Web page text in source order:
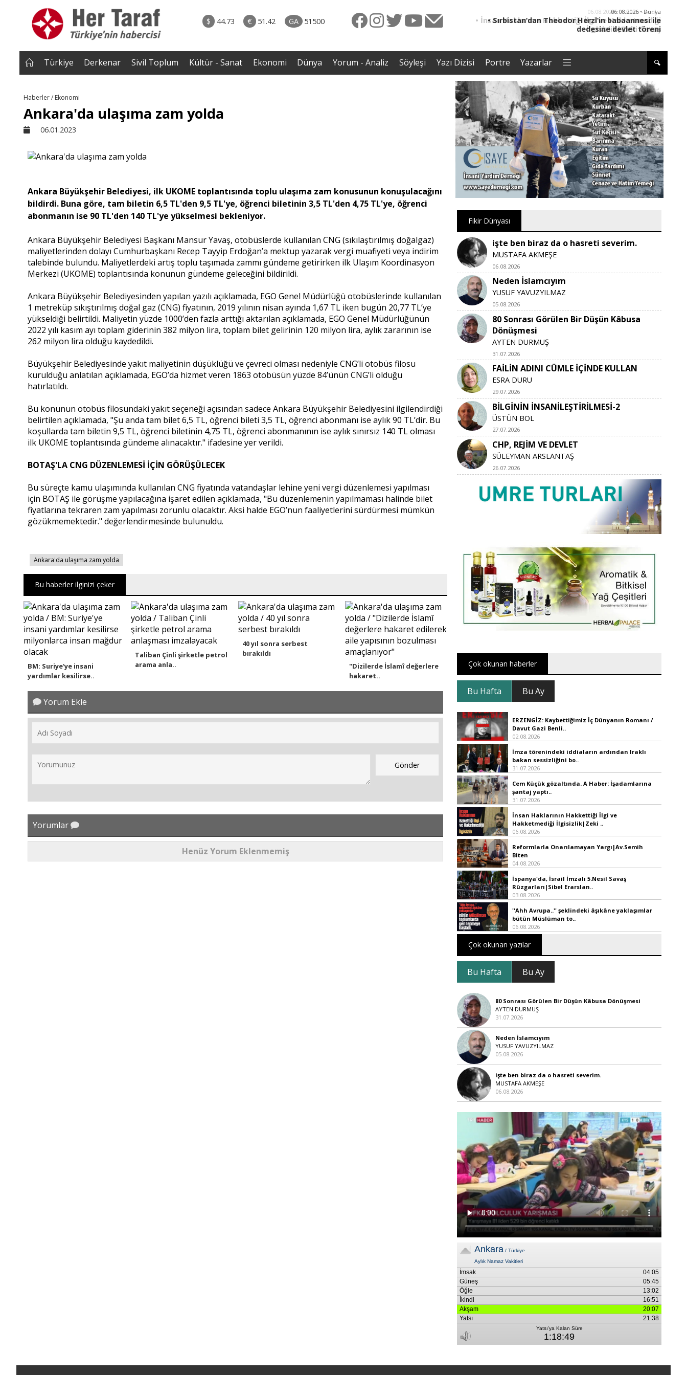
$ 44.73 € 51.42 GA 51500
• ''Ahh Avrupa..'' şeklindeki âşıkâne yaklaşımlar bütün
Müslüman toplumlarda geri tepmeye
başladı..|Selahaddin Eş Çakırgil
06.08.2026 • Yorum - Analiz
• İnsan Haklarının Hakkettiği İlgi ve Hakketmediği
İlgisizlik|Zeki Savaş
06.08.2026 • Dünya
• Sırbistan’dan Theodor Herzl’in babaannesi ile
dedesine devlet töreni
Türkiye Derkenar Sivil Toplum Kültür - Sanat Ekonomi Dünya Yorum - Analiz Söyleşi Yazı Dizisi Portre Yazarlar
Haberler / Ekonomi
Ankara'da ulaşıma zam yolda
06.01.2023
Ankara Büyükşehir Belediyesi, ilk UKOME toplantısında toplu ulaşıma zam konusunun konuşulacağını
bildirdi. Buna göre, tam biletin 6,5 TL'den 9,5 TL'ye, öğrenci biletinin 3,5 TL'den 4,75 TL'ye, öğrenci
abonmanın ise 90 TL'den 140 TL'ye yükselmesi bekleniyor.
Ankara Büyükşehir Belediyesi Başkanı Mansur Yavaş, otobüslerde kullanılan CNG (sıkılaştırılmış doğalgaz)
maliyetlerinden dolayı Cumhurbaşkanı Recep Tayyip Erdoğan’a mektup yazarak vergi muafiyeti veya indirim
talebinde bulundu. Maliyetlerdeki artış toplu taşımada zammı gündeme getirirken ilk Ulaşım Koordinasyon
Merkezi (UKOME) toplantısında konunun gündeme geleceğini bildirildi.
Ankara Büyükşehir Belediyesinden yapılan yazılı açıklamada, EGO Genel Müdürlüğü otobüslerinde kullanılan
1 metreküp sıkıştırılmış doğal gaz (CNG) fiyatının, 2019 yılının nisan ayında 1,67 TL iken bugün 20,77 TL’ye
yükseldiği belirtildi. Maliyetin yüzde 1000’den fazla arttığı aktarılan açıklamada, EGO Genel Müdürlüğünün
2022 yılı kasım ayı toplam giderinin 382 milyon lira, toplam bilet gelirinin 120 milyon lira, aylık zararının ise
262 milyon lira olduğu kaydedildi.
Büyükşehir Belediyesinde yakıt maliyetinin düşüklüğü ve çevreci olması nedeniyle CNG’li otobüs filosu
kurulduğu anlatılan açıklamada, EGO’da hizmet veren 1863 otobüsün yüzde 84’ünün CNG’li olduğu
hatırlatıldı.
Bu konunun otobüs filosundaki yakıt seçeneği açısından sadece Ankara Büyükşehir Belediyesini ilgilendirdiği
belirtilen açıklamada, "Şu anda tam bilet 6,5 TL, öğrenci bileti 3,5 TL, öğrenci abonmanı ise aylık 90 TL’dir. Bu
koşullarda tam biletin 9,5 TL, öğrenci biletinin 4,75 TL, öğrenci abonmanının ise aylık sınırsız 140 TL olması
ilk UKOME toplantısında gündeme alınacaktır." ifadesine yer verildi.
BOTAŞ'LA CNG DÜZENLEMESİ İÇİN GÖRÜŞÜLECEK
Bu süreçte kamu ulaşımında kullanılan CNG fiyatında vatandaşlar lehine yeni vergi düzenlemesi yapılması
için BOTAŞ ile görüşme yapılacağına işaret edilen açıklamada, "Bu düzenlemenin yapılmaması halinde bilet
fiyatlarına tekraren zam yapılması zorunlu olacaktır. Aksi halde EGO’nun faaliyetlerini sürdürmesi mümkün
gözükmemektedir." değerlendirmesinde bulunuldu.
Ankara'da ulaşıma zam yolda
Bu haberler ilginizi çeker
BM: Suriye'ye insani
yardımlar kesilirse..
Taliban Çinli şirketle petrol
arama anla..
40 yıl sonra serbest
bırakıldı
"Dizilerde İslamî değerlere
hakaret..
Yorum Ekle
Yorumlar
Henüz Yorum Eklenmemiş
Fikir Dünyası
işte ben biraz da o hasreti severim.
MUSTAFA AKMEŞE
06.08.2026
Neden İslamcıyım
YUSUF YAVUZYILMAZ
05.08.2026
80 Sonrası Görülen Bir Düşün Kâbusa
Dönüşmesi
AYTEN DURMUŞ
31.07.2026
FAİLİN ADINI CÜMLE İÇİNDE KULLAN
ESRA DURU
29.07.2026
BİLGİNİN İNSANİLEŞTİRİLMESİ-2
ÜSTÜN BOL
27.07.2026
CHP, REJİM VE DEVLET
SÜLEYMAN ARSLANTAŞ
26.07.2026
Çok okunan haberler
Bu Hafta Bu Ay
ERZENGİZ: Kaybettiğimiz İç Dünyanın Romanı /
Davut Gazi Benli..
02.08.2026
İmza törenindeki iddiaların ardından Iraklı
bakan sessizliğini bo..
31.07.2026
Cem Küçük gözaltında. A Haber: İşadamlarına
şantaj yaptı..
31.07.2026
İnsan Haklarının Hakkettiği İlgi ve
Hakketmediği İlgisizlik|Zeki ..
06.08.2026
Reformlarla Onarılamayan Yargı|Av.Semih
Biten
04.08.2026
İspanya'da, İsrail İmzalı 5.Nesil Savaş
Rüzgarları|Sibel Erarslan..
03.08.2026
''Ahh Avrupa..'' şeklindeki âşıkâne yaklaşımlar
bütün Müslüman to..
06.08.2026
Çok okunan yazılar
Bu Hafta Bu Ay
80 Sonrası Görülen Bir Düşün Kâbusa Dönüşmesi
AYTEN DURMUŞ
31.07.2026
Neden İslamcıyım
YUSUF YAVUZYILMAZ
05.08.2026
işte ben biraz da o hasreti severim.
MUSTAFA AKMEŞE
06.08.2026